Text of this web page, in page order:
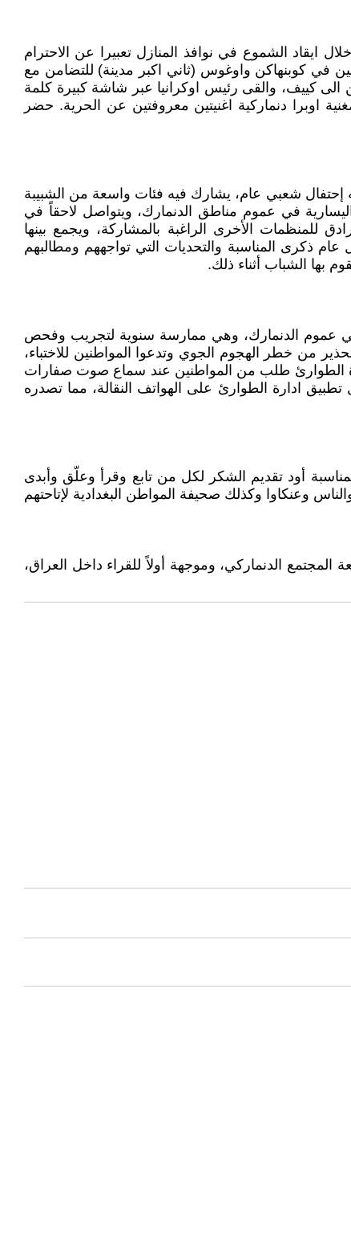
77 ليوم الحرية من الاحتلال النازي، من خلال ايقاد الشموع في نوافذ المنازل تعبيرا عن الاحترام
في كوبنهاكن واوغوس (ثاني اكبر مدينة) للتضامن مع
كييف، والقى رئيس اوكرانيا عبر شاشة كبيرة كلمة
اوبرا دنماركية اغنيتين معروفتين عن الحرية. حضر
إحتفال شعبي عام، يشارك فيه فئات واسعة من الشبيبة
اليسارية في عموم مناطق الدنمارك، ويتواصل لاحقاً في
للمنظمات الأخرى الراغبة بالمشاركة، ويجمع بينها
عام ذكرى المناسبة والتحديات التي تواجههم ومطالبهم
بها الشباب أثناء ذلك.
في عموم الدنمارك، وهي ممارسة سنوية لتجريب وفحص
من خطر الهجوم الجوي وتدعوا المواطنين للاختباء،
الطوارئ طلب من المواطنين عند سماع صوت صفارات
ادارة الطوارئ على الهواتف النقالة، مما تصدره
السنوات الماضية، وبهذه المناسبة أود تقديم الشكر لكل من تابع وقرأ وعلّق وأبدى
وعنكاوا وكذلك صحيفة المواطن البغدادية لإتاحتهم
الدنماركي، وموجهة أولاً للقراء داخل العراق،